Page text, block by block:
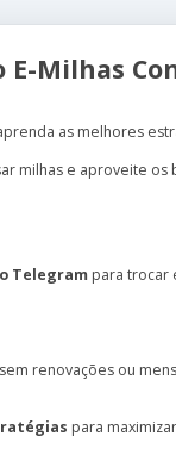
E-Milhas
as melhores
milhas e aproveite os
Telegram para trocar
renovações ou
para